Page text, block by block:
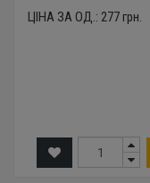
ЦІНА ЗА ОД.: 277грн.